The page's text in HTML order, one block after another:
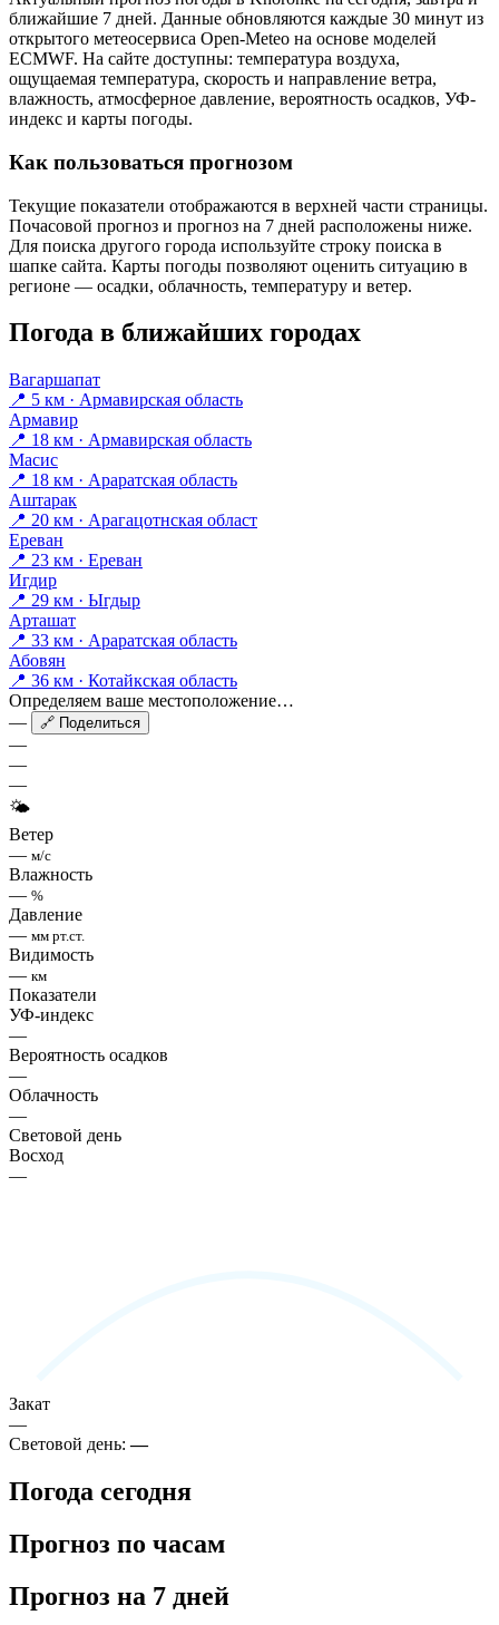
ближайшие 7 дней. Данные обновляются каждые 30 минут из
открытого метеосервиса Open-Meteo на основе моделей
ECMWF. На сайте доступны: температура воздуха,
ощущаемая температура, скорость и направление ветра,
влажность, атмосферное давление, вероятность осадков, УФ-
индекс и карты погоды.
Как пользоваться прогнозом
Текущие показатели отображаются в верхней части страницы.
Почасовой прогноз и прогноз на 7 дней расположены ниже.
Для поиска другого города используйте строку поиска в
шапке сайта. Карты погоды позволяют оценить ситуацию в
регионе — осадки, облачность, температуру и ветер.
Погода в ближайших городах
Вагаршапат
📍 5 км · Армавирская область
Армавир
📍 18 км · Армавирская область
Масис
📍 18 км · Араратская область
Аштарак
📍 20 км · Арагацотнская област
Ереван
📍 23 км · Ереван
Игдир
📍 29 км · Ыгдыр
Арташат
📍 33 км · Араратская область
Абовян
📍 36 км · Котайкская область
Определяем ваше местоположение…
—
🔗 Поделиться
—
—
—
🌤
Ветер
— м/с
Влажность
— %
Давление
— мм рт.ст.
Видимость
— км
Показатели
УФ-индекс
—
Вероятность осадков
—
Облачность
—
Световой день
Восход
—
Закат
—
Световой день:—
Погода сегодня
Прогноз по часам
Прогноз на 7 дней